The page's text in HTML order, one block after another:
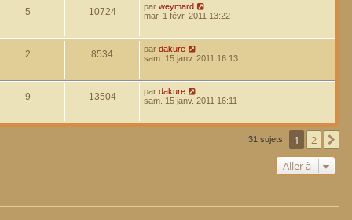
5 10724 par weymard
mar. 1 févr. 2011 13:22
2 8534 par dakure
sam. 15 janv. 2011 16:13
9 13504 par dakure
sam. 15 janv. 2011 16:11
31 sujets 1 2
Aller à